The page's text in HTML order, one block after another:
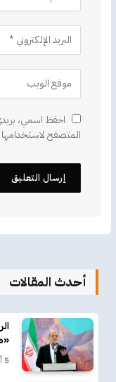
احفظ اسمي، بريدي
المتصفح لاستخدامها
أحدث المقالات
5 أغسطس، 2026